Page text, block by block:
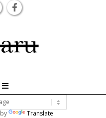
Translate